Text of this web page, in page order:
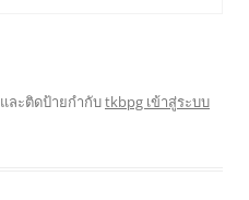
และติดป้ายกำกับtkbpg เข้าสู่ระบบ